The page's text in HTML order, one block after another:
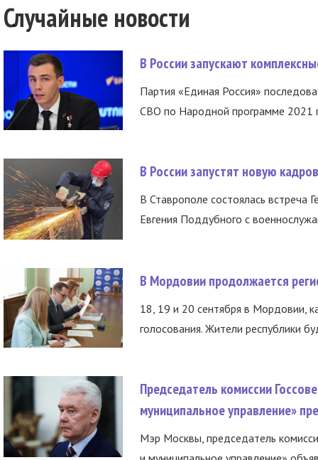
Случайные новости
В России запускают
Партия «Единая Россия»
СВО по Народной программе 2021
В России запустят новую
В Ставрополе состоялась встреча
Евгения Поддубного с
В Мордовии продолжается
18, 19 и 20 сентября в Мордовии,
голосования. Жители республики
Председатель комиссии
муниципальное управление»
Мэр Москвы, председатель